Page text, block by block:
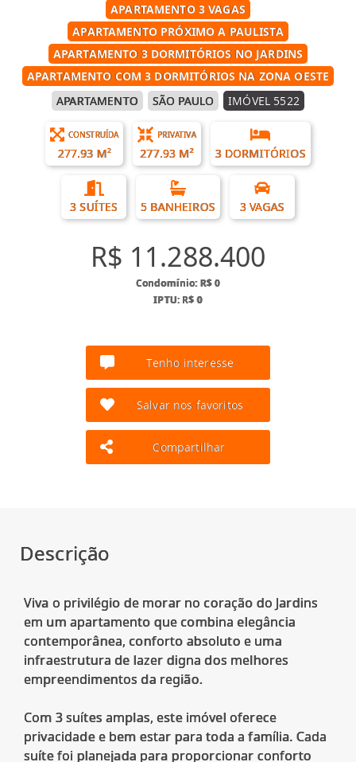
APARTAMENTO 3 VAGAS
APARTAMENTO PRÓXIMO A PAULISTA
APARTAMENTO 3 DORMITÓRIOS NO JARDINS
APARTAMENTO COM 3 DORMITÓRIOS NA ZONA OESTE
APARTAMENTO
SÃO PAULO IMÓVEL 5522
CONSTRUÍDA
277.93 M²
PRIVATIVA
277.93 M² 3 DORMITÓRIOS
3 SUÍTES 5 BANHEIROS 3 VAGAS
R$ 11.288.400
Condomínio: R$ 0
IPTU: R$ 0
Tenho interesse
Salvar nos favoritos
Compartilhar
Descrição
Viva o privilégio de morar no coração do Jardins
em um apartamento que combina elegância
contemporânea, conforto absoluto e uma
infraestrutura de lazer digna dos melhores
empreendimentos da região.
Com 3 suítes amplas, este imóvel oferece
privacidade e bem estar para toda a família. Cada
suíte foi planejada para proporcionar conforto